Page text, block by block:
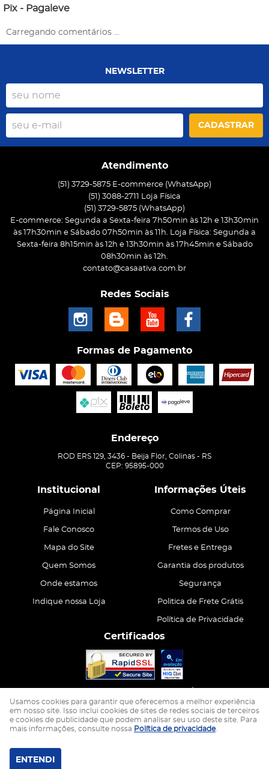
Pix - Pagaleve
Carregando comentários ...
NEWSLETTER
CADASTRAR
Atendimento
(51) 3729-5875 E-commerce (WhatsApp)
(51) 3088-2711 Loja Física
(51) 3729-5875 (WhatsApp)
E-commerce: Segunda a Sexta-feira 7h50min às 12h e 13h30min
às 17h30min e Sábado 07h50min às 11h. Loja Física: Segunda a
Sexta-feira 8h15min às 12h e 13h30min às 17h45min e Sábado
08h30min às 12h.
contato@casaativa.com.br
Redes Sociais
Formas de Pagamento
Endereço
ROD ERS 129, 3436 - Beija Flor, Colinas - RS
CEP: 95895-000
Institucional
Página Inicial
Fale Conosco
Mapa do Site
Quem Somos
Onde estamos
Indique nossa Loja
Informações Úteis
Como Comprar
Termos de Uso
Fretes e Entrega
Garantia dos produtos
Segurança
Politica de Frete Grátis
Política de Privacidade
Certificados
LOJA VIRTUAL CRIADA POR
Usamos cookies para garantir que oferecemos a melhor experiência
em nosso site. Isso inclui cookies de sites de redes sociais de terceiros
e cookies de publicidade que podem analisar seu uso deste site. Para
mais informações, consulte nossa Política de privacidade.
ENTENDI